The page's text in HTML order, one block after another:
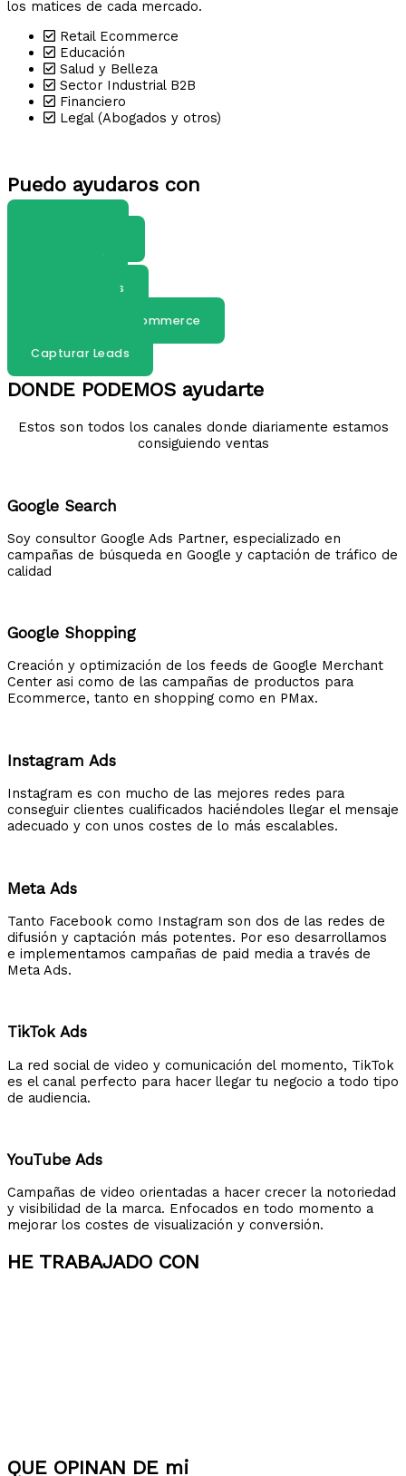
los matices de cada mercado.
Retail Ecommerce
Educación
Salud y Belleza
Sector Industrial B2B
Financiero
Legal (Abogados y otros)
Puedo ayudaros con
Prestashop
Instagram Ads
Maketing Para Ecommerce
Capturar Leads
DONDE PODEMOS ayudarte
Estos son todos los canales donde diariamente estamos
consiguiendo ventas
Google Search
Soy consultor Google Ads Partner, especializado en
campañas de búsqueda en Google y captación de tráfico de
calidad
Google Shopping
Creación y optimización de los feeds de Google Merchant
Center asi como de las campañas de productos para
Ecommerce, tanto en shopping como en PMax.
Instagram Ads
Instagram es con mucho de las mejores redes para
conseguir clientes cualificados haciéndoles llegar el mensaje
adecuado y con unos costes de lo más escalables.
Meta Ads
Tanto Facebook como Instagram son dos de las redes de
difusión y captación más potentes. Por eso desarrollamos
e implementamos campañas de paid media a través de
Meta Ads.
TikTok Ads
La red social de video y comunicación del momento, TikTok
es el canal perfecto para hacer llegar tu negocio a todo tipo
de audiencia.
YouTube Ads
Campañas de video orientadas a hacer crecer la notoriedad
y visibilidad de la marca. Enfocados en todo momento a
mejorar los costes de visualización y conversión.
HE TRABAJADO CON
QUE OPINAN DE mi